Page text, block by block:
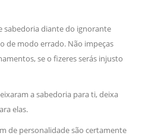
sabedoria diante do ignorante
de modo errado. Não impeças
se o fizeres serás injusto
a sabedoria para ti, deixa
elas.
de personalidade são certamente